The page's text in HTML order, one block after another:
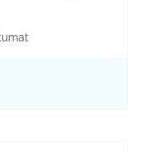
Tuusula
mukaan: Kulttuuri ja